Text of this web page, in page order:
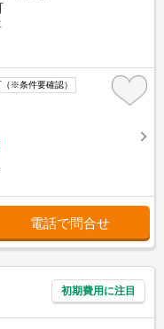
※条件要確認）
電話で問合せ
初期費用に注目